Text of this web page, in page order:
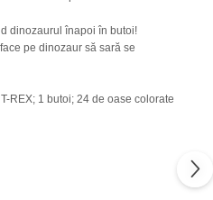
dinozaurul înapoi în butoi!
pe dinozaur să sară se
REX; 1 butoi; 24 de oase colorate